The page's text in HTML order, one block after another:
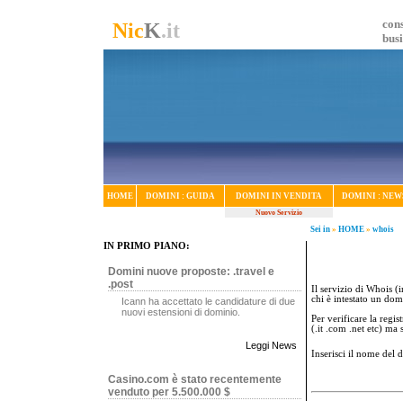
NicK.it
HOME DOMINI : GUIDA DOMINI IN VENDITA DOMINI :
Nuovo Servizio
Sei in » HOME » whois
IN PRIMO PIANO:
Domini nuove proposte: .travel e
.post
Icann ha accettato le candidature di due
nuovi estensioni di dominio.
Leggi News
Casino.com è stato recentemente
venduto per 5.500.000 $
Il servizio di Whois
chi è intestato un
Per verificare la
(.it .com .net etc) ma
Inserisci il nome del